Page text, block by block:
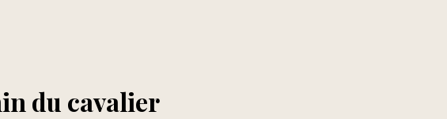
du cavalier